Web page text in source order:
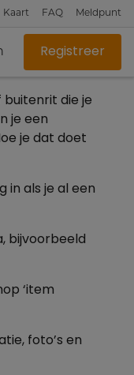
Kaart FAQ Meldpunt
Registreer
buitenrit die je
je een
je dat doet
in als je al een
bijvoorbeeld
‘item
foto’s en